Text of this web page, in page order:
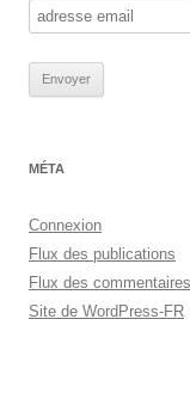
MÉTA
Connexion
Flux des publications
Flux des commentaires
Site de WordPress-FR